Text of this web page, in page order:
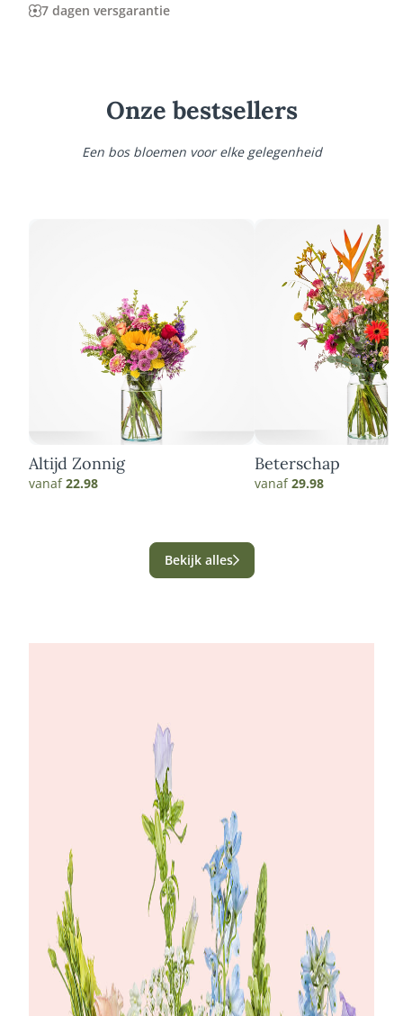
7 dagen versgarantie
Onze bestsellers
Een bos bloemen voor elke gelegenheid
Altijd Zonnig
vanaf22.98
Beterschap
vanaf29.98
Bekijk alles